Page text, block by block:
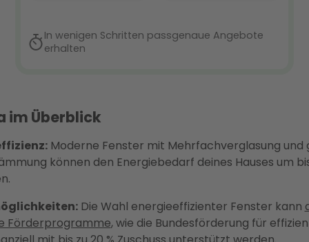
im Überblick
Moderne Fenster mit Mehrfachverglasung und
können den Energiebedarf deines Hauses um
Die Wahl energieeffizienter Fenster kann
Förderprogramme, wie die Bundesförderung für